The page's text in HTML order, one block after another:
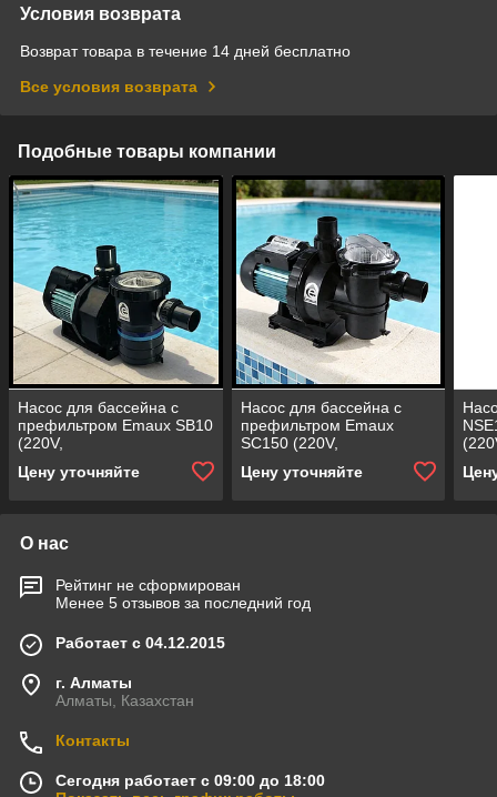
Условия возврата
Возврат товара в течение 14 дней бесплатно
Все условия возврата
Подобные товары компании
Насос для бассейна с
префильтром Emaux SB10
(220V,
производительность = 12
м³/ч, 0,97 кВт)
Цену уточняйте
Насос для бассейна с
префильтром Emaux
SC150 (220V,
производительность = 16
м³/ч, 1,3 кВт)
Цену уточняйте
м3/
О нас
Рейтинг не сформирован
Менее 5 отзывов за последний год
Работает с 04.12.2015
г. Алматы
Алматы, Казахстан
Контакты
Сегодня работает с 09:00 до 18:00